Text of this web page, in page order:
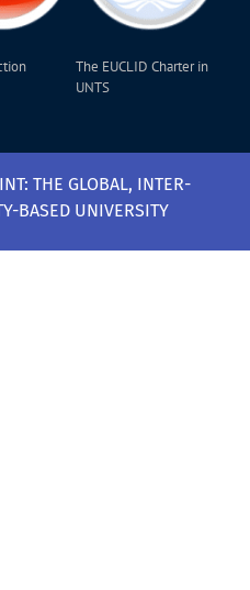
The EUCLID Charter in
UNTS
THE GLOBAL, INTER-
BASED UNIVERSITY